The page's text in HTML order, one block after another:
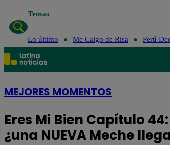
Temas
Lo último Me Caigo de Risa Perú
MEJORES MOMENTOS
Eres Mi Bien Capítulo
¿una NUEVA Meche